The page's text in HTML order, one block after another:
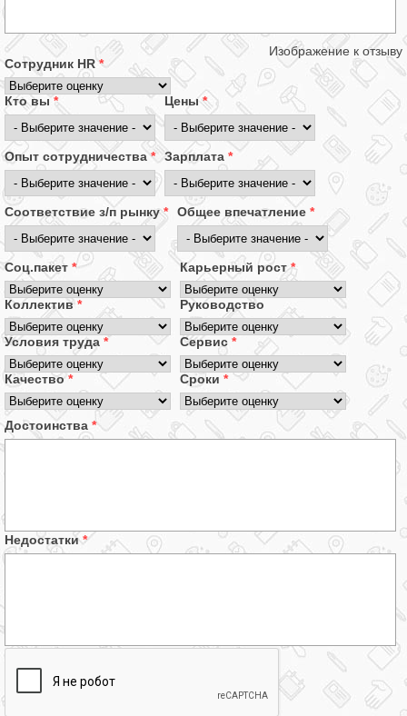
Изображение к отзыву
Сотрудник HR*
Кто вы* Цены*
Опыт сотрудничества* Зарплата *
Соответствие з/п рынку* Общее впечатление *
Соц.пакет * Карьерный рост*
Коллектив* Руководство
Условия труда * Сервис *
Качество* Сроки *
Достоинства *
Недостатки*